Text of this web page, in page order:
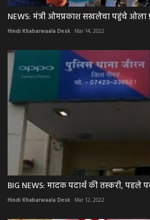
NEWS: मंत्री ओमप्रकाश सखलेचा पहुंचे ओला
Hindi Khabarwaala Desk Mar 14, 2022
BIG NEWS: मादक पदार्थ की तस्करी, पहले
Hindi Khabarwaala Desk Mar 12, 2022